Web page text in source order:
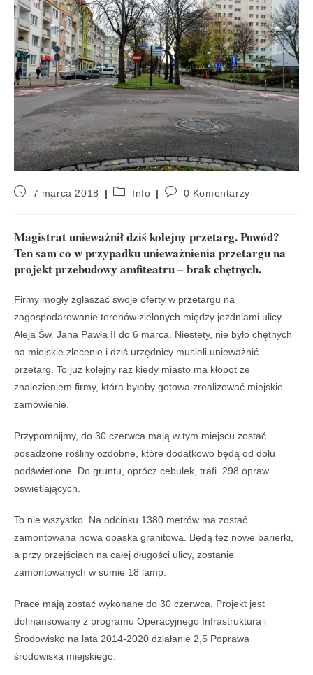
7 marca 2018 Info 0 Komentarzy
Magistrat unieważnił dziś kolejny przetarg. Powód?
Ten sam co w przypadku unieważnienia przetargu na
projekt przebudowy amfiteatru – brak chętnych.
Firmy mogły zgłaszać swoje oferty w przetargu na
zagospodarowanie terenów zielonych między jezdniami ulicy
Aleja Św. Jana Pawła II do 6 marca. Niestety, nie było chętnych
na miejskie zlecenie i dziś urzędnicy musieli unieważnić
przetarg. To już kolejny raz kiedy miasto ma kłopot ze
znalezieniem firmy, która byłaby gotowa zrealizować miejskie
zamówienie.
Przypomnijmy, do 30 czerwca mają w tym miejscu zostać
posadzone rośliny ozdobne, które dodatkowo będą od dołu
podświetlone. Do gruntu, oprócz cebulek, trafi 298 opraw
oświetlających.
To nie wszystko. Na odcinku 1380 metrów ma zostać
zamontowana nowa opaska granitowa. Będą też nowe barierki,
a przy przejściach na całej długości ulicy, zostanie
zamontowanych w sumie 18 lamp.
Prace mają zostać wykonane do 30 czerwca. Projekt jest
dofinansowany z programu Operacyjnego Infrastruktura i
Środowisko na lata 2014-2020 działanie 2,5 Poprawa
środowiska miejskiego.